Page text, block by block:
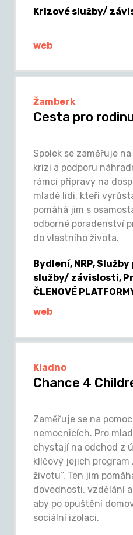
Krizové služby/
web
Žamberk
Cesta pro
Spolek se zaměřuje
krizi a podporu
rámci přípravy na
mladé lidi, kteří
pomáhá jim s
odborné poradenství
do vlastního života.
Bydlení, NRP,
služby/ závislosti,
ČLENOVÉ
web
Kladno
Chance 4
Zaměřuje se na
nemocnicích. Pro
chystají na odchod z
klíčový jejich program
životu“. Ten jim
dovednosti, vzdělání
aby po opuštění
sociální izolaci.